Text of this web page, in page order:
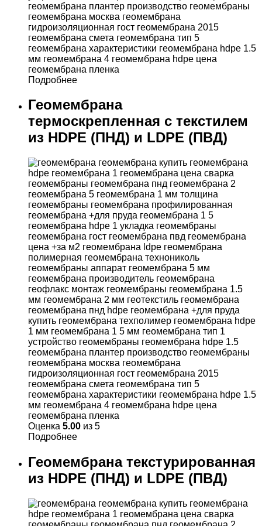
Подробнее
Геомембрана
термоскрепленная с текстилем
из HDPE (ПНД) и LDPE (ПВД)
Оценка 5.00 из 5
Подробнее
Геомембрана текстурированная
из HDPE (ПНД) и LDPE (ПВД)